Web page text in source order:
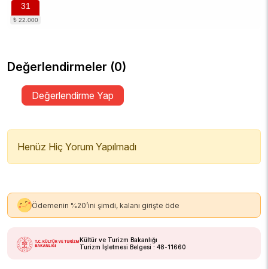
31
Değerlendirmeler (0)
Değerlendirme Yap
Henüz Hiç Yorum Yapılmadı
Ödemenin %20’ini şimdi, kalanı girişte öde
Kültür ve Turizm Bakanlığı
Turizm İşletmesi Belgesi : 48-11660